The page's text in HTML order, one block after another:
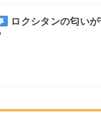
ロクシタンの匂い